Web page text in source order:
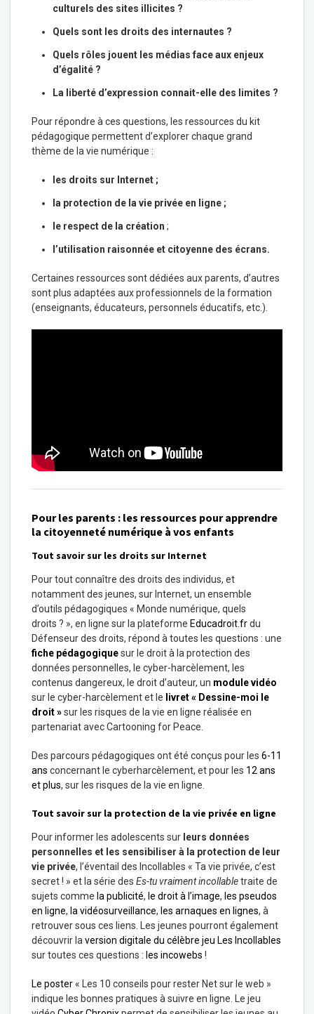
culturels des sites illicites ?
Quels sont les droits des internautes ?
Quels rôles jouent les médias face aux enjeux
d’égalité ?
La liberté d’expression connait-elle des limites ?
Pour répondre à ces questions, les ressources du kit
pédagogique permettent d’explorer chaque grand
thème de la vie numérique :
les droits sur Internet ;
la protection de la vie privée en ligne ;
le respect de la création ;
l’utilisation raisonnée et citoyenne des écrans.
Certaines ressources sont dédiées aux parents, d’autres
sont plus adaptées aux professionnels de la formation
(enseignants, éducateurs, personnels éducatifs, etc.).
Pour les parents : les ressources pour apprendre
la citoyenneté numérique à vos enfants
Tout savoir sur les droits sur Internet
Pour tout connaître des droits des individus, et
notamment des jeunes, sur Internet, un ensemble
d’outils pédagogiques « Monde numérique, quels
droits ? », en ligne sur la plateforme Educadroit.frdu
Défenseur des droits, répond à toutes les questions : une
fiche pédagogiquesur le droit à la protection des
données personnelles, le cyber-harcèlement, les
contenus dangereux, le droit d’auteur, un module vidéo
sur le cyber-harcèlement et le livret « Dessine-moi le
droit »sur les risques de la vie en ligne réalisée en
partenariat avec Cartooning for Peace.
Des parcours pédagogiques ont été conçus pour les 6-11
ans concernant le cyberharcèlement, et pour les 12 ans
et plus, sur les risques de la vie en ligne.
Tout savoir sur la protection de la vie privée en ligne
Pour informer les adolescents sur leurs données
personnelles et les sensibiliser à la protection de leur
vie privée, l’éventail des Incollables « Ta vie privée, c’est
secret ! » et la série des Es-tu vraiment incollabletraite de
sujets comme la publicité, le droit à l’image, les pseudos
en ligne, la vidéosurveillance, les arnaques en lignes, à
retrouver sous ces liens. Les jeunes pourront également
découvrir la version digitale du célèbre jeu Les Incollables
sur toutes ces questions : les incowebs !
Le poster« Les 10 conseils pour rester Net sur le web »
indique les bonnes pratiques à suivre en ligne. Le jeu